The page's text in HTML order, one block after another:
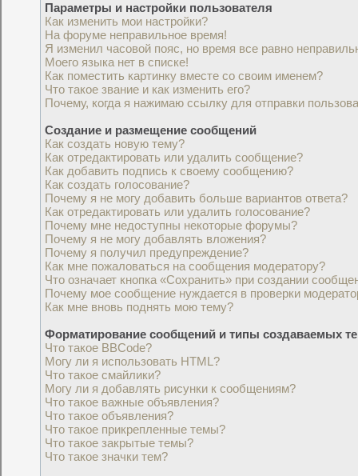
Параметры и настройки пользователя
Как изменить мои настройки?
На форуме неправильное время!
Я изменил часовой пояс, но время все равно
Моего языка нет в списке!
Как поместить картинку вместе со своим именем?
Что такое звание и как изменить его?
Почему, когда я нажимаю ссылку для отправки
Создание и размещение сообщений
Как создать новую тему?
Как отредактировать или удалить сообщение?
Как добавить подпись к своему сообщению?
Как создать голосование?
Почему я не могу добавить больше вариантов ответа?
Как отредактировать или удалить голосование?
Почему мне недоступны некоторые форумы?
Почему я не могу добавлять вложения?
Почему я получил предупреждение?
Как мне пожаловаться на сообщения модератору?
Что означает кнопка «Сохранить» при создании
Почему мое сообщение нуждается в проверки
Как мне вновь поднять мою тему?
Форматирование сообщений и типы создаваемых
Что такое BBCode?
Могу ли я использовать HTML?
Что такое смайлики?
Могу ли я добавлять рисунки к сообщениям?
Что такое важные объявления?
Что такое объявления?
Что такое прикрепленные темы?
Что такое закрытые темы?
Что такое значки тем?